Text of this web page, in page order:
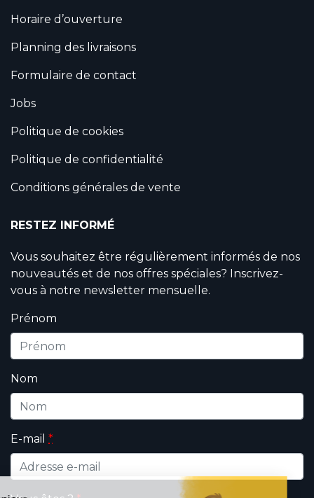
Horaire d’ouverture
Planning des livraisons
Formulaire de contact
Jobs
Politique de cookies
Politique de confidentialité
Conditions générales de vente
RESTEZ INFORMÉ
Vous souhaitez être régulièrement informés de nos
nouveautés et de nos offres spéciales? Inscrivez-
vous à notre newsletter mensuelle.
Prénom
Nom
E-mail *